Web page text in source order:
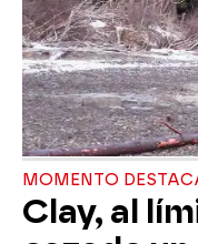
MOMENTO
Clay, al